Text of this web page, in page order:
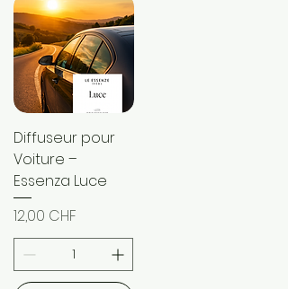
Diffuseur pour
Voiture –
Essenza Luce
Prix
12,00 CHF